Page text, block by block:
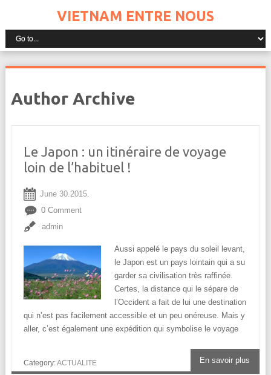
VIETNAM ENTRE NOUS
Author Archive
Le Japon : un itinéraire de voyage
loin de l’habituel !
June 30.2015.
0 Comment
admin
Aussi appelé le pays du soleil levant,
le Japon est un pays lointain qui a su
garder sa civilisation très raffinée.
Certes, la distance qui le sépare de
l’Occident a fait de lui une destination
qui n’est pas facilement accessible et un peu onéreuse. Mais y
aller, c’est également une expédition qui symbolise le voyage
Category:ACTUALITE En savoir plus